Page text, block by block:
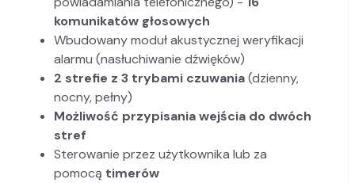
komunikatów głosowych
Wbudowany moduł akustycznej weryfikacji
alarmu (nasłuchiwanie dźwięków)
2 strefie z 3 trybami czuwania(dzienny,
nocny, pełny)
Możliwość przypisania wejścia do dwóch
stref
Sterowanie przez użytkownika lub za
pomocą timerów